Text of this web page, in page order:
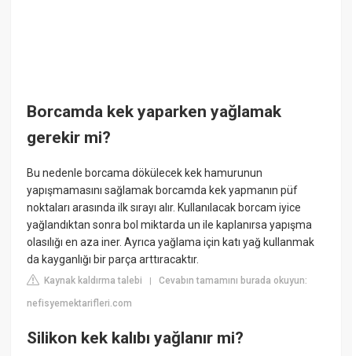
Borcamda kek yaparken yağlamak
gerekir mi?
Bu nedenle borcama dökülecek kek hamurunun
yapışmamasını sağlamak borcamda kek yapmanın püf
noktaları arasında ilk sırayı alır. Kullanılacak borcam iyice
yağlandıktan sonra bol miktarda un ile kaplanırsa yapışma
olasılığı en aza iner. Ayrıca yağlama için katı yağ kullanmak
da kayganlığı bir parça arttıracaktır.
Kaynak kaldırma talebi |Cevabın tamamını burada okuyun:
nefisyemektarifleri.com
Silikon kek kalıbı yağlanır mi?